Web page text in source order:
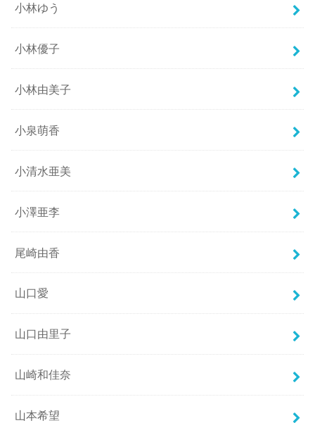
小林ゆう
小林優子
小林由美子
小泉萌香
小清水亜美
小澤亜李
尾崎由香
山口愛
山口由里子
山崎和佳奈
山本希望